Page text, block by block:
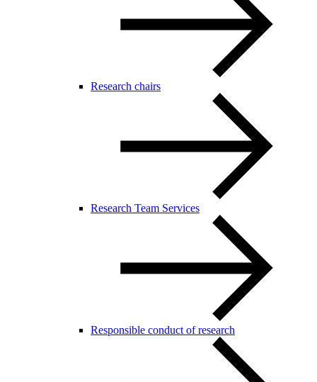
Research chairs
Research Team Services
Responsible conduct of research